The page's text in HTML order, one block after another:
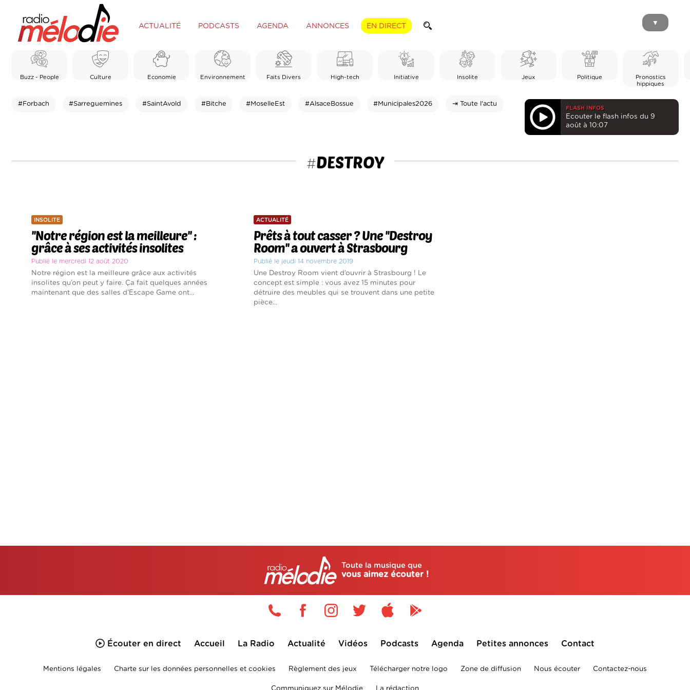
ACTUALITÉ PODCASTS AGENDA ANNONCES EN DIRECT ▼
Buzz - People Culture Economie Environnement Faits Divers High-tech Initiative Insolite Jeux Politique
Pronostics
hippiques
#Forbach #Sarreguemines #SaintAvold #Bitche #MoselleEst #AlsaceBossue #Municipales2026 ⇥ Toute l'actu
FLASH INFOS
Ecouter le flash infos du 9
août à 10:07
#DESTROY
INSOLITE
''Notre région est la meilleure'' :
grâce à ses activités insolites
Publié le mercredi 12 août 2020
Notre région est la meilleure grâce aux activités
insolites qu’on peut y faire. Ça fait quelques années
maintenant que des salles d’Escape Game ont...
ACTUALITÉ
Prêts à tout casser ? Une ''Destroy
Room'' a ouvert à Strasbourg
Publié le jeudi 14 novembre 2019
Une Destroy Room vient d’ouvrir à Strasbourg ! Le
concept est simple : vous avez 15 minutes pour
détruire des meubles qui se trouvent dans une petite
pièce...
Toute la musique que
vous aimez écouter !
Écouter en direct Accueil La Radio Actualité Vidéos Podcasts Agenda Petites annonces Contact
Mentions légales Charte sur les données personnelles et cookies Règlement des jeux Télécharger notre logo Zone de diffusion Nous écouter Contactez-nous
Communiquez sur Mélodie La rédaction